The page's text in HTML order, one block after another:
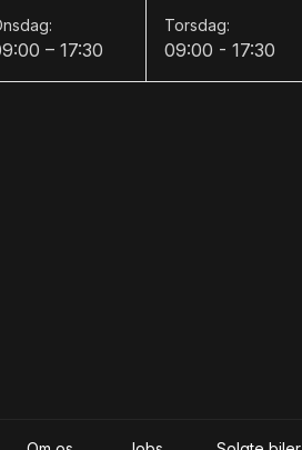
– 17:30
Torsdag:
09:00 - 17:30